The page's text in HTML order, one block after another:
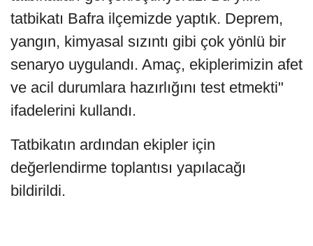
tatbikatı Bafra ilçemizde yaptık. Deprem,
yangın, kimyasal sızıntı gibi çok yönlü bir
senaryo uygulandı. Amaç, ekiplerimizin afet
ve acil durumlara hazırlığını test etmekti"
ifadelerini kullandı.
Tatbikatın ardından ekipler için
değerlendirme toplantısı yapılacağı
bildirildi.